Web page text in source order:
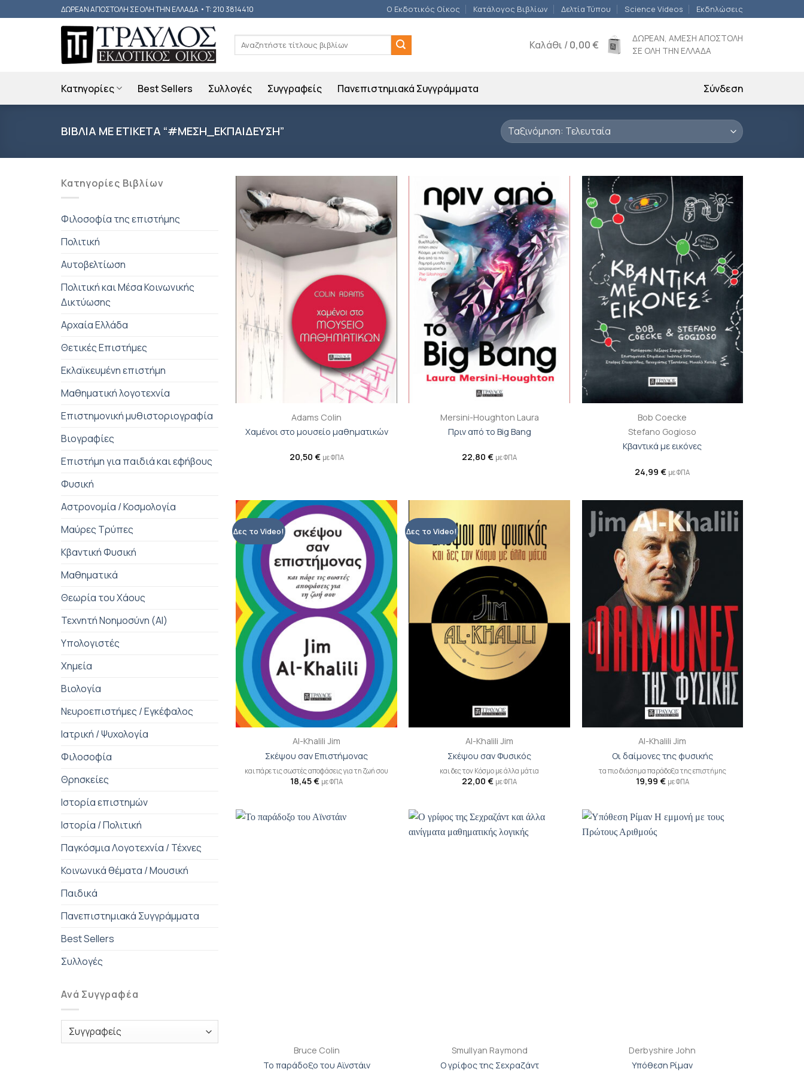
to
ΔΩΡΕΑΝ ΑΠΟΣΤΟΛΗ ΣΕ ΟΛΗ ΤΗΝ ΕΛΛΑΔΑ • T: 210 3814410 Ο Εκδοτικός Οίκος Κατάλογος Βιβλίων Δελτία Τύπου Science Videos Εκδηλώσεις
Αναζήτηση
για:
Καλάθι /0,00€
ΔΩΡΕΑΝ, ΑΜΕΣΗ ΑΠΟΣΤΟΛΗ
ΣΕ ΟΛΗ ΤΗΝ ΕΛΛΑΔΑ
Κατηγορίες Best Sellers Συλλογές Συγγραφείς Πανεπιστημιακά Συγγράμματα Σύνδεση
ΒΙΒΛΙΑ ΜΕ ΕΤΙΚΕΤΑ “#ΜΕΣΗ_ΕΚΠΑΙΔΕΥΣΗ”
Κατηγορίες Βιβλίων
Φιλοσοφία της επιστήμης
Πολιτική
Αυτοβελτίωση
Πολιτική και Μέσα Κοινωνικής
Δικτύωσης
Αρχαία Ελλάδα
Θετικές Επιστήμες
Εκλαϊκευμένη επιστήμη
Μαθηματική λογοτεχνία
Επιστημονική μυθιστοριογραφία
Βιογραφίες
Επιστήμη για παιδιά και εφήβους
Φυσική
Αστρονομία / Κοσμολογία
Μαύρες Τρύπες
Κβαντική Φυσική
Μαθηματικά
Θεωρία του Χάους
Τεχνητή Νοημοσύνη (AI)
Υπολογιστές
Χημεία
Βιολογία
Νευροεπιστήμες / Εγκέφαλος
Ιατρική / Ψυχολογία
Φιλοσοφία
Θρησκείες
Ιστορία επιστημών
Ιστορία / Πολιτική
Παγκόσμια Λογοτεχνία / Τέχνες
Κοινωνικά θέματα / Μουσική
Παιδικά
Πανεπιστημιακά Συγγράμματα
Best Sellers
Συλλογές
Ανά Συγγραφέα
Προσθήκη
βιβλίου
στη λίστα
επιθυμιών
Adams Colin
Χαμένοι στο μουσείο μαθηματικών
20,50 € με ΦΠΑ
Προσθήκη
βιβλίου
στη λίστα
επιθυμιών
Mersini-Houghton Laura
Πριν από το Big Bang
22,80€ με ΦΠΑ
Προσθήκη
βιβλίου
επιθυμιών
Bob Coecke
Stefano Gogioso
Κβαντικά με εικόνες
24,99€ με ΦΠΑ
Δες το Video!
Προσθήκη
βιβλίου
στη λίστα
επιθυμιών
+
Al-Khalili Jim
Σκέψου σαν Επιστήμονας
και πάρε τις σωστές αποφάσεις για τη ζωή σου
18,45€ με ΦΠΑ
Δες το Video!
Προσθήκη
βιβλίου
στη λίστα
επιθυμιών
Al-Khalili Jim
Σκέψου σαν Φυσικός
και δες τον Κόσμο με άλλα μάτια
22,00€ με ΦΠΑ
Προσθήκη
Al-Khalili Jim
Οι δαίμονες της φυσικής
τα πιο διάσημα παράδοξα της επιστήμης
19,99 € με ΦΠΑ
Bruce Colin
Το παράδοξο του Αϊνστάιν
Smullyan Raymond
Ο γρίφος της Σεχραζάντ
Derbyshire John
Υπόθεση Ρίμαν